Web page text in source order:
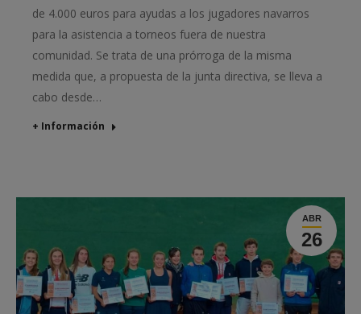
de 4.000 euros para ayudas a los jugadores navarros
para la asistencia a torneos fuera de nuestra
comunidad. Se trata de una prórroga de la misma
medida que, a propuesta de la junta directiva, se lleva a
cabo desde…
+ Información
ABR
26